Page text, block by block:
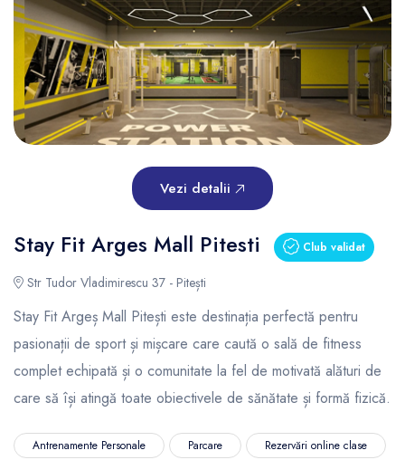
Vezi detalii
Stay Fit Arges Mall Pitesti Club validat
Str Tudor Vladimirescu 37 - Pitești
Stay Fit Argeș Mall Pitești este destinația perfectă pentru
pasionații de sport și mișcare care caută o sală de fitness
complet echipată și o comunitate la fel de motivată alături de
care să își atingă toate obiectivele de sănătate și formă fizică.
Antrenamente Personale Parcare
Rezervări online clase